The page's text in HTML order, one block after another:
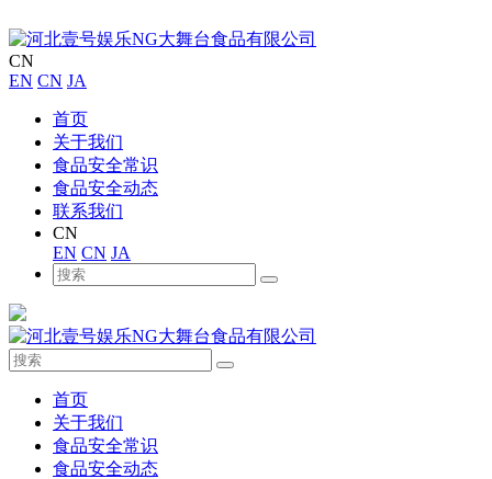
CN
EN CN JA
首页
关于我们
食品安全常识
食品安全动态
联系我们
CN
EN CN JA
首页
关于我们
食品安全常识
食品安全动态